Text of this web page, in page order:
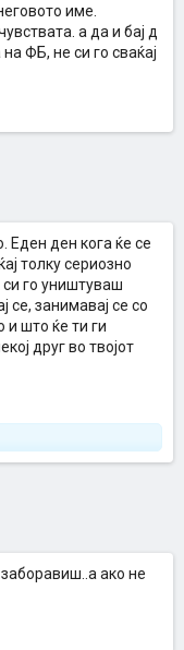
име.
а да и бај д
ФБ, не си го сваќај
Еден ден кога ќе се
толку сериозно
го уништуваш
се, занимавај се со
и што ќе ти ги
друг во твојот
ако не